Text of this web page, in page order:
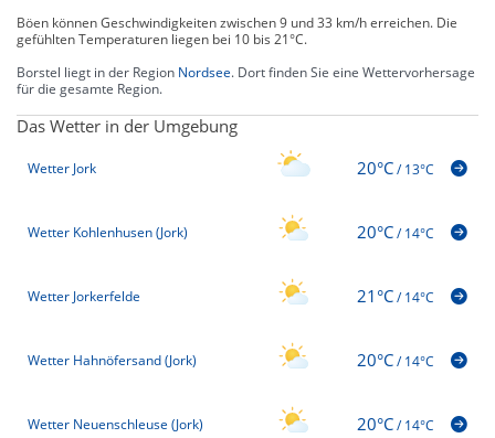
Böen können Geschwindigkeiten zwischen 9 und 33 km/h erreichen. Die
gefühlten Temperaturen liegen bei 10 bis 21°C.
Borstel liegt in der Region Nordsee. Dort finden Sie eine Wettervorhersage
für die gesamte Region.
Das Wetter in der Umgebung
Wetter Jork 20°C/13°C
Wetter Kohlenhusen (Jork) 20°C/14°C
Wetter Jorkerfelde 21°C/14°C
Wetter Hahnöfersand (Jork) 20°C/14°C
Wetter Neuenschleuse (Jork) 20°C/14°C